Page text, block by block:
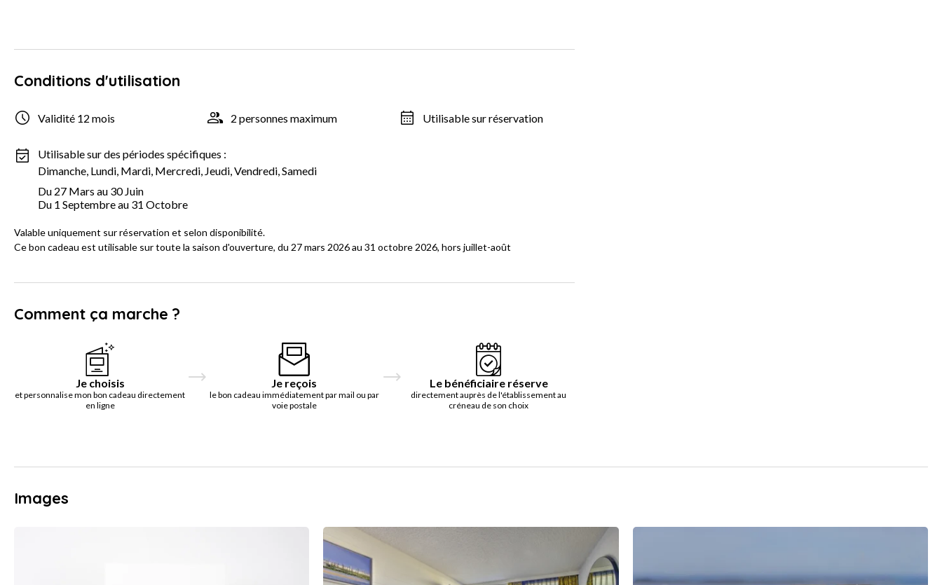
Conditions d'utilisation
Validité 12 mois 2 personnes maximum Utilisable sur réservation
Utilisable sur des périodes spécifiques :
Dimanche, Lundi, Mardi, Mercredi, Jeudi, Vendredi, Samedi
Du 27 Mars au 30 Juin
Du 1 Septembre au 31 Octobre
Valable uniquement sur réservation et selon disponibilité.
Ce bon cadeau est utilisable sur toute la saison d'ouverture, du 27 mars 2026 au 31 octobre 2026, hors juillet-août
Comment ça marche ?
Je choisis
et personnalise mon bon cadeau directement
en ligne
Je reçois
le bon cadeau immédiatement par mail ou par
voie postale
Le bénéficiaire réserve
directement auprès de l'établissement au
créneau de son choix
Images